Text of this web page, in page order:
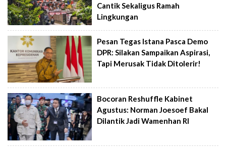
Cantik Sekaligus Ramah
Lingkungan
Pesan Tegas Istana Pasca Demo
DPR: Silakan Sampaikan Aspirasi,
Tapi Merusak Tidak Ditolerir!
Bocoran Reshuffle Kabinet
Agustus: Norman Joesoef Bakal
Dilantik Jadi Wamenhan RI